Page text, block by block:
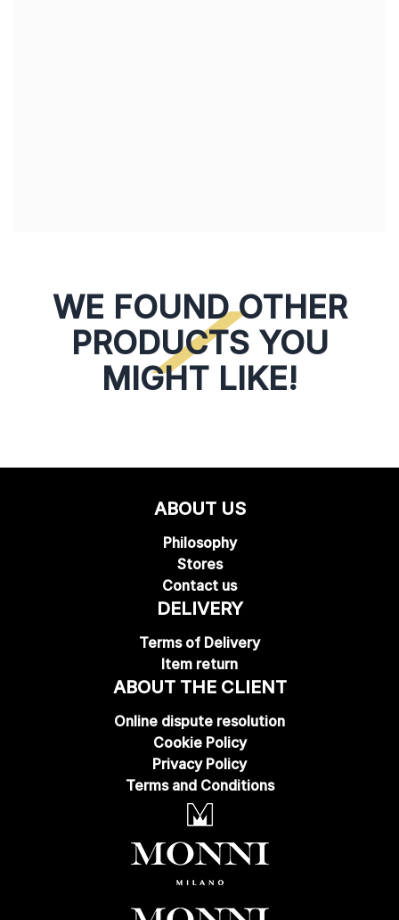
WE FOUND OTHER
PRODUCTS YOU
MIGHT LIKE!
ABOUT US
Philosophy
Stores
Contact us
DELIVERY
Terms of Delivery
Item return
ABOUT THE CLIENT
Online dispute resolution
Cookie Policy
Privacy Policy
Terms and Conditions